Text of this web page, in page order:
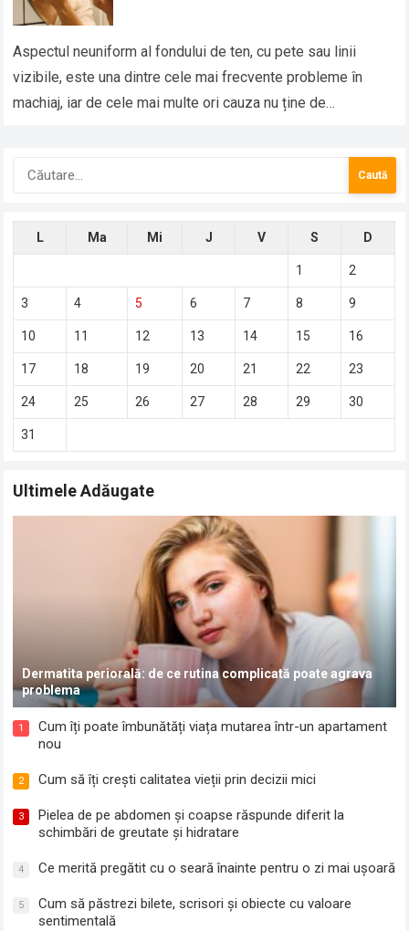
Aspectul neuniform al fondului de ten, cu pete sau linii
vizibile, este una dintre cele mai frecvente probleme în
machiaj, iar de cele mai multe ori cauza nu ține de…
Caută
L Ma Mi J V S D
1 2
3 4 5 6 7 8 9
10 11 12 13 14 15 16
17 18 19 20 21 22 23
24 25 26 27 28 29 30
31
Ultimele Adăugate
Dermatita periorală: de ce rutina complicată poate agrava
problema
1
Cum îți poate îmbunătăți viața mutarea într-un apartament
nou
2 Cum să îți crești calitatea vieții prin decizii mici
3
Pielea de pe abdomen și coapse răspunde diferit la
schimbări de greutate și hidratare
4 Ce merită pregătit cu o seară înainte pentru o zi mai ușoară
5
Cum să păstrezi bilete, scrisori și obiecte cu valoare
sentimentală